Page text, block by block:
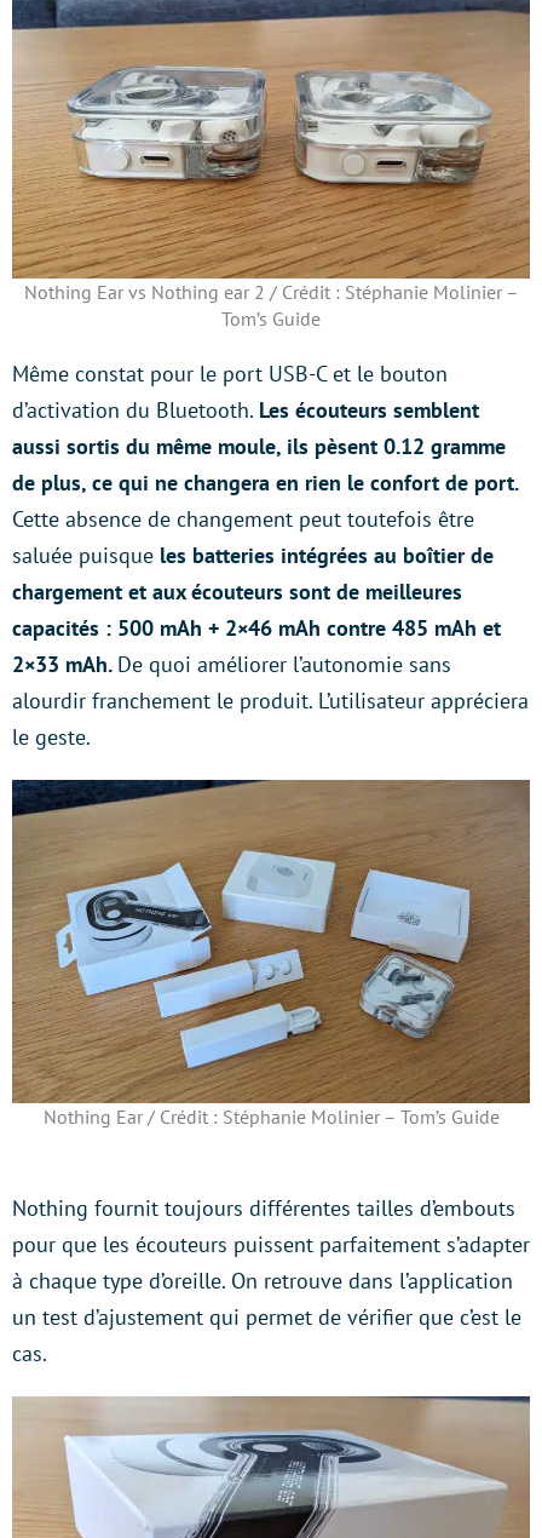
Nothing Ear vs Nothing ear 2 / Crédit : Stéphanie Molinier –
Tom’s Guide
Même constat pour le port USB-C et le bouton
d’activation du Bluetooth. Les écouteurs semblent
aussi sortis du même moule, ils pèsent 0.12 gramme
de plus, ce qui ne changera en rien le confort de port.
Cette absence de changement peut toutefois être
saluée puisque les batteries intégrées au boîtier de
chargement et aux écouteurs sont de meilleures
capacités : 500 mAh + 2×46 mAh contre 485 mAh et
2×33 mAh. De quoi améliorer l’autonomie sans
alourdir franchement le produit. L’utilisateur appréciera
le geste.
Nothing Ear / Crédit : Stéphanie Molinier – Tom’s Guide
Nothing fournit toujours différentes tailles d’embouts
pour que les écouteurs puissent parfaitement s’adapter
à chaque type d’oreille. On retrouve dans l’application
un test d’ajustement qui permet de vérifier que c’est le
cas.